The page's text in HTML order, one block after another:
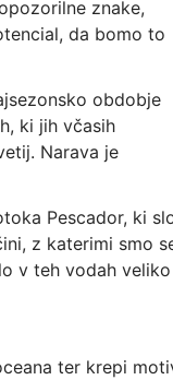
znake,
da bomo to
obdobje
ki jih včasih
Narava je
Pescador, ki
z katerimi smo
v teh vodah veliko
ter krepi